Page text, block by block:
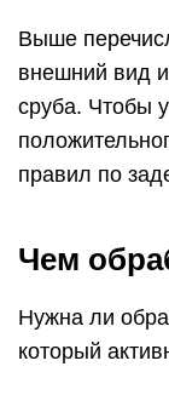
Выше
внешний вид и
сруба. Чтобы
правил по
Чем
Нужна ли
который